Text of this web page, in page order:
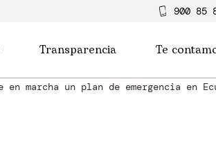
900 85
Transparencia Te
en marcha un plan de emergencia en